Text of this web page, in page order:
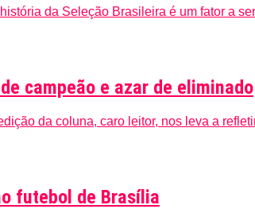
da Seleção Brasileira é um fator a
campeão e azar de eliminado
da coluna, caro leitor, nos leva a
futebol de Brasília